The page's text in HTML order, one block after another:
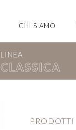
CHI SIAMO
LINEA
CLASSICA
PRODOTTI